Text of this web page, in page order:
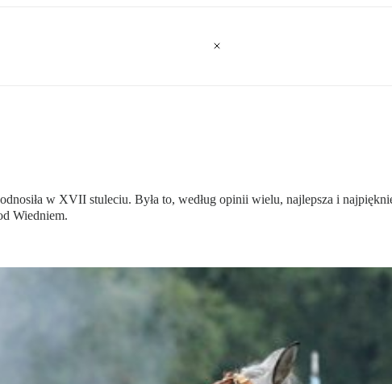
w XVII stuleciu. Była to, według opinii wielu, najlepsza i
Wiedniem.